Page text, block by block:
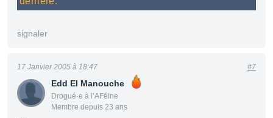
signaler
Edd El Manouche
Drogué·e à l’AFéine
Membre depuis 23 ans
17 Janvier 2005 à 18:47 #7